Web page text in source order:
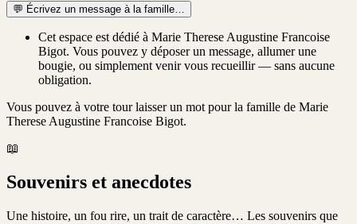
💬 Écrivez un message à la famille…
Cet espace est dédié à Marie Therese Augustine Francoise
Bigot. Vous pouvez y déposer un message, allumer une
bougie, ou simplement venir vous recueillir — sans aucune
obligation.
Vous pouvez à votre tour laisser un mot pour la famille de Marie
Therese Augustine Francoise Bigot.
📖
Souvenirs et anecdotes
Une histoire, un fou rire, un trait de caractère… Les souvenirs que